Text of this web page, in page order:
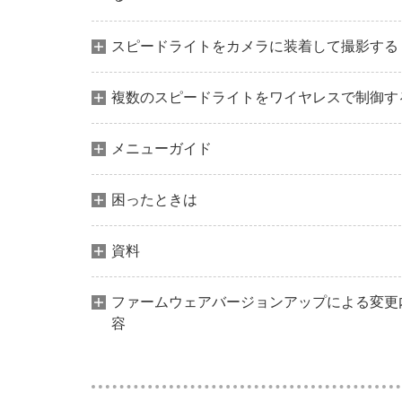
スピードライトをカメラに装着して撮影する
複数のスピードライトをワイヤレスで制御す
メニューガイド
困ったときは
資料
ファームウェアバージョンアップによる変更
容